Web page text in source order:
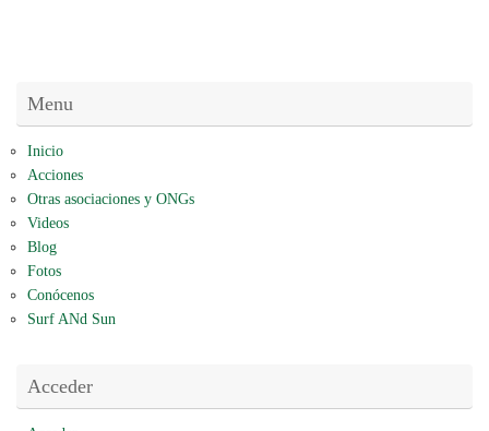
Menu
Inicio
Acciones
Otras asociaciones y ONGs
Videos
Blog
Fotos
Conócenos
Surf ANd Sun
Acceder